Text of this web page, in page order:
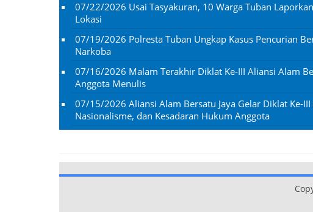
07/22/2026 Usai Tasyakuran, 10 Warga Tuban
Lokasi
07/19/2026 Polresta Tuban Ungkap Kasus Pencurian
Narkoba
07/16/2026 Malam Terakhir Diklat Ke-III Aliansi Alam
Anggota Menulis
07/15/2026 Aliansi Alam Bersatu Jaya Gelar Diklat Ke-
Nasionalisme, dan Kesadaran Hukum Anggota